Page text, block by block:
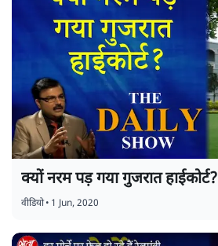
क्यों नरम पड़ गया गुजरात हाईकोर्ट?
वीडियो• 1 Jun, 2020